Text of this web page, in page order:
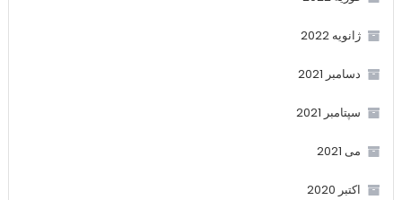
ژانویه 2022
دسامبر 2021
سپتامبر 2021
می 2021
اکتبر 2020